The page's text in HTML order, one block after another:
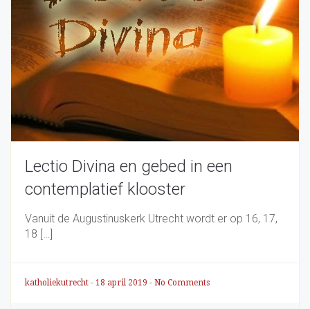
Lectio Divina en gebed in een
contemplatief klooster
Vanuit de Augustinuskerk Utrecht wordt er op 16, 17,
18 […]
katholiekutrecht - 18 april 2019 - No Comments